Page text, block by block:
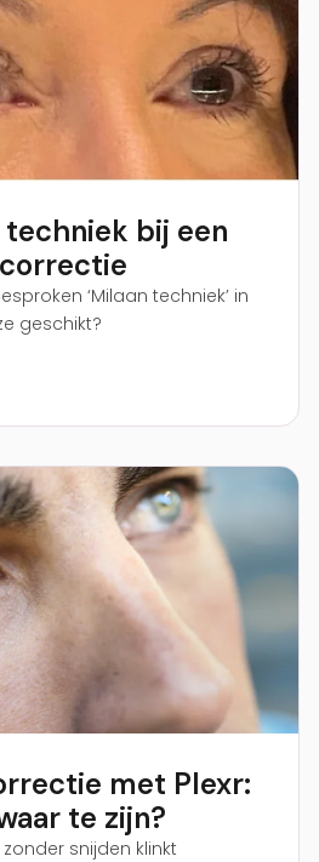
techniek bij een
‘Milaan techniek’ in
geschikt?
met Plexr:
te zijn?
snijden klinkt